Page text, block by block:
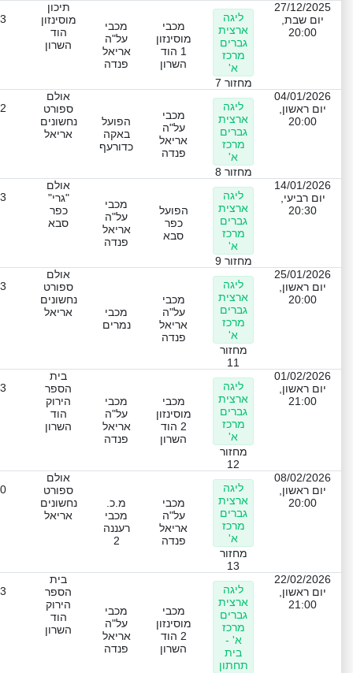
27/12/2025
יום שבת,
20:00
ליגה
ארצית
גברים
מרכז
א'
מחזור 7
מכבי
מוסינזון
1 הוד
השרון
מכבי
על"ה
אריאל
פנדה
תיכון
מוסינזון
הוד
השרון
04/01/2026
יום ראשון,
20:00
ליגה
ארצית
גברים
מרכז
א'
מחזור 8
מכבי
על"ה
אריאל
פנדה
הפועל
באקה
כדורעף
אולם
ספורט
נחשונים
אריאל
14/01/2026
יום רביעי,
20:30
ליגה
ארצית
גברים
מרכז
א'
מחזור 9
הפועל
כפר
סבא
מכבי
על"ה
אריאל
פנדה
אולם
"גרי"
כפר
סבא
25/01/2026
יום ראשון,
20:00
ליגה
ארצית
גברים
מרכז
א'
מחזור
11
מכבי
על"ה
אריאל
פנדה
מכבי
נמרים
אולם
ספורט
נחשונים
אריאל
01/02/2026
יום ראשון,
21:00
ליגה
ארצית
גברים
מרכז
א'
מחזור
12
מכבי
מוסינזון
2 הוד
השרון
מכבי
על"ה
אריאל
פנדה
בית
הספר
הירוק
הוד
השרון
08/02/2026
יום ראשון,
20:00
ליגה
ארצית
גברים
מרכז
א'
מחזור
13
מכבי
על"ה
אריאל
פנדה
מ.כ.
מכבי
רעננה
2
אולם
ספורט
נחשונים
אריאל
22/02/2026
יום ראשון,
21:00
ליגה
ארצית
גברים
מרכז
א' -
בית
תחתון
מכבי
מוסינזון
2 הוד
השרון
מכבי
על"ה
אריאל
פנדה
בית
הספר
הירוק
הוד
השרון